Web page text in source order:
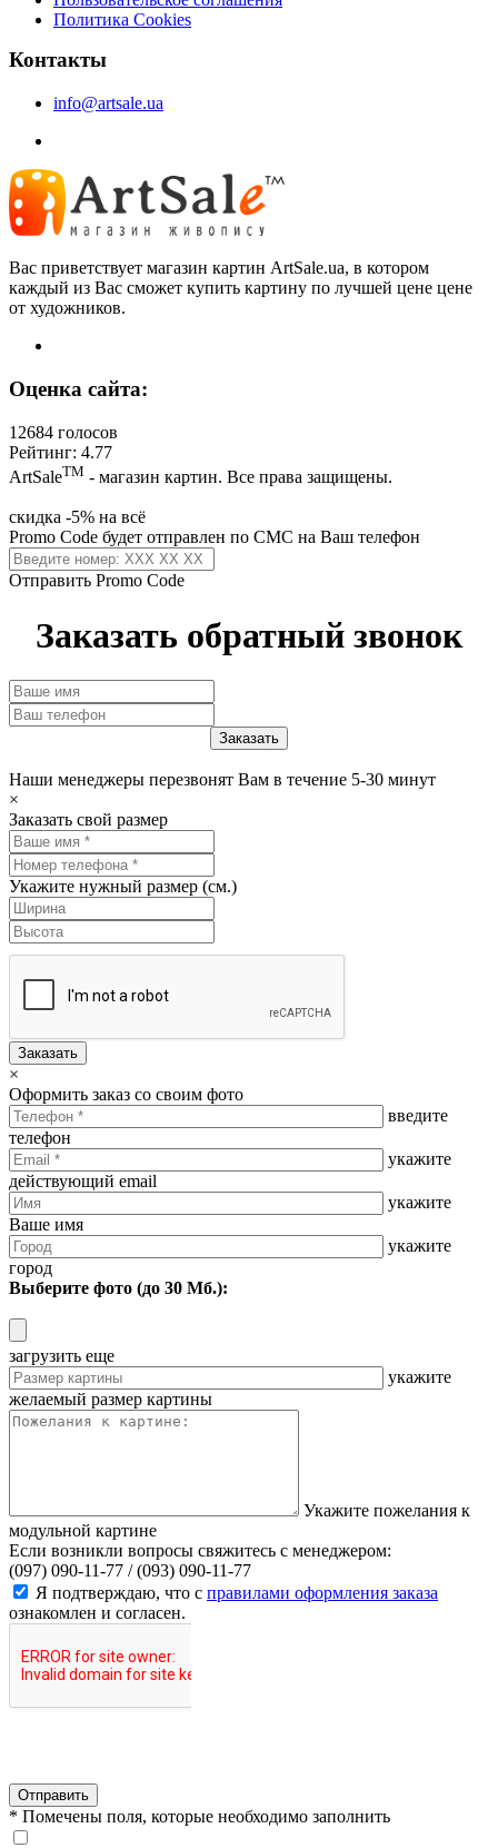
Политика Cookies
Контакты
info@artsale.ua
Вас приветствует магазин картин ArtSale.ua, в котором
каждый из Вас сможет купить картину по лучшей цене цене
от художников.
Оценка сайта:
12684 голосов
Рейтинг: 4.77
ArtSaleТМ - магазин картин. Все права защищены.
скидка -5% на всё
Promo Code будет отправлен по СМС на Ваш телефон
Отправить Promo Code
Заказать обратный звонок
Наши менеджеры перезвонят Вам в течение 5-30 минут
×
Заказать свой размер
Укажите нужный размер (см.)
Заказать
×
Оформить заказ со своим фото
введите
телефон
укажите
действующий email
укажите
Ваше имя
укажите
город
Выберите фото (до 30 Мб.):
загрузить еще
укажите
желаемый размер картины
Укажите пожелания к
модульной картине
Если возникли вопросы свяжитесь с менеджером:
(097) 090-11-77 /(093) 090-11-77
Я подтверждаю, что с правилами оформления заказа
ознакомлен и согласен.
Отправить
* Помечены поля, которые необходимо заполнить